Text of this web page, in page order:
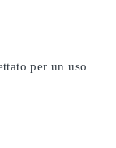
per un uso